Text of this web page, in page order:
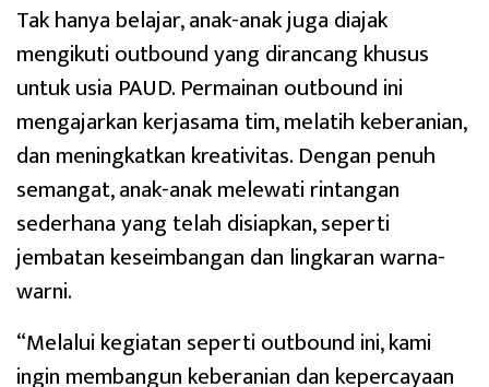
Tak hanya belajar, anak-anak juga diajak
mengikuti outbound yang dirancang khusus
untuk usia PAUD. Permainan outbound ini
mengajarkan kerjasama tim, melatih keberanian,
dan meningkatkan kreativitas. Dengan penuh
semangat, anak-anak melewati rintangan
sederhana yang telah disiapkan, seperti
jembatan keseimbangan dan lingkaran warna-
warni.
“Melalui kegiatan seperti outbound ini, kami
ingin membangun keberanian dan kepercayaan